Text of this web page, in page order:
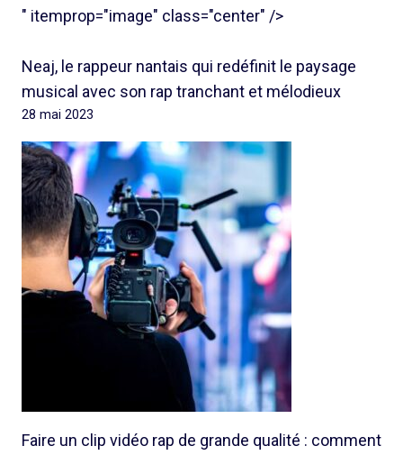
" itemprop="image" class="center" />
Neaj, le rappeur nantais qui redéfinit le paysage
musical avec son rap tranchant et mélodieux
28 mai 2023
Faire un clip vidéo rap de grande qualité : comment